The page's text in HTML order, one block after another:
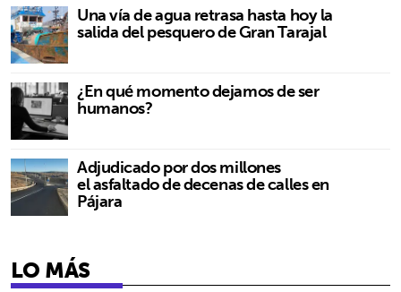
Una vía de agua retrasa hasta hoy la
salida del pesquero de Gran Tarajal
¿En qué momento dejamos de ser
humanos?
Adjudicado por dos millones
el asfaltado de decenas de calles en
Pájara
LO MÁS